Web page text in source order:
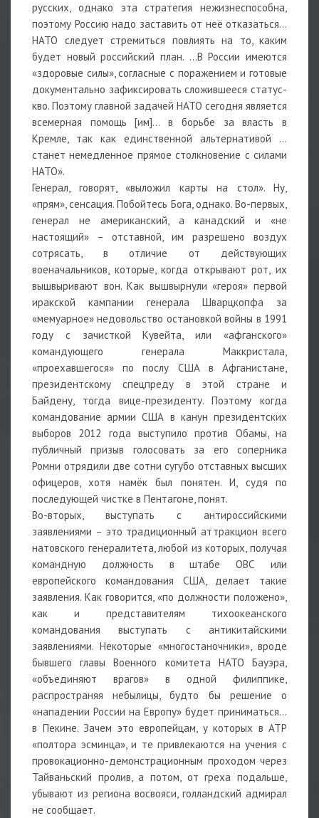
русских, однако эта стратегия нежизнеспособна,
поэтому Россию надо заставить от неё отказаться…
НАТО следует стремиться повлиять на то, каким
будет новый российский план. …В России имеются
«здоровые силы», согласные с поражением и готовые
документально зафиксировать сложившееся статус-
кво. Поэтому главной задачей НАТО сегодня является
всемерная помощь [им]… в борьбе за власть в
Кремле, так как единственной альтернативой …
станет немедленное прямое столкновение с силами
НАТО».
Генерал, говорят, «выложил карты на стол». Ну,
«прям», сенсация. Побойтесь Бога, однако. Во-первых,
генерал не американский, а канадский и «не
настоящий» – отставной, им разрешено воздух
сотрясать, в отличие от действующих
военачальников, которые, когда открывают рот, их
вышвыривают вон. Как вышвырнули «героя» первой
иракской кампании генерала Шварцкопфа за
«мемуарное» недовольство остановкой войны в 1991
году с зачисткой Кувейта, или «афганского»
командующего генерала Маккристала,
«проехавшегося» по послу США в Афганистане,
президентскому спецпреду в этой стране и
Байдену, тогда вице-президенту. Поэтому когда
командование армии США в канун президентских
выборов 2012 года выступило против Обамы, на
публичный призыв голосовать за его соперника
Ромни отрядили две сотни сугубо отставных высших
офицеров, хотя намёк был понятен. И, судя по
последующей чистке в Пентагоне, понят.
Во-вторых, выступать с антироссийскими
заявлениями – это традиционный аттракцион всего
натовского генералитета, любой из которых, получая
командную должность в штабе ОВС или
европейского командования США, делает такие
заявления. Как говорится, «по должности положено»,
как и представителям тихоокеанского
командования выступать с антикитайскими
заявлениями. Некоторые «многостаночники», вроде
бывшего главы Военного комитета НАТО Бауэра,
«объединяют врагов» в одной филиппике,
распространяя небылицы, будто бы решение о
«нападении России на Европу» будет приниматься…
в Пекине. Зачем это европейцам, у которых в АТР
«полтора эсминца», и те привлекаются на учения с
провокационно-демонстрационным проходом через
Тайваньский пролив, а потом, от греха подальше,
убывают из региона восвояси, голландский адмирал
не сообщает.